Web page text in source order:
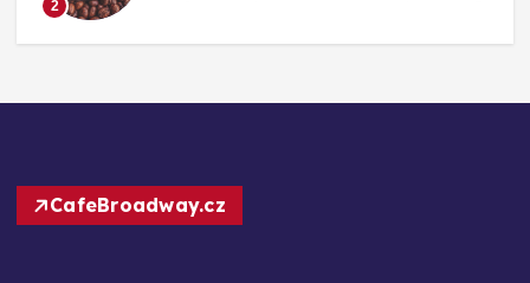
3
CafeBroadway.cz